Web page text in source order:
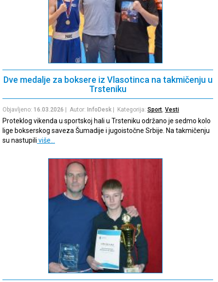
Dve medalje za boksere iz Vlasotinca na takmičenju u
Trsteniku
Objavljeno: 16.03.2026 | Autor: InfoDesk | Kategorija: Sport, Vesti
Proteklog vikenda u sportskoj hali u Trsteniku održano je sedmo kolo
lige bokserskog saveza Šumadije i jugoistočne Srbije. Na takmičenju
su nastupili više…